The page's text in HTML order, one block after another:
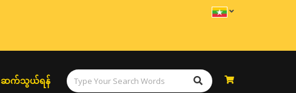
ဆက်သွယ်ရန်